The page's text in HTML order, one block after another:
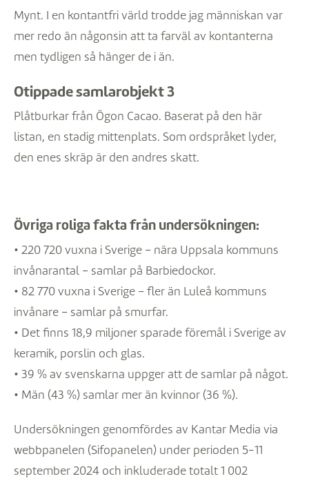
Mynt. I en kontantfri värld trodde jag människan var
mer redo än någonsin att ta farväl av kontanterna
men tydligen så hänger de i än.
Otippade samlarobjekt 3
Plåtburkar från Ögon Cacao. Baserat på den här
listan, en stadig mittenplats. Som ordspråket lyder,
den enes skräp är den andres skatt.
Övriga roliga fakta från undersökningen:
• 220 720 vuxna i Sverige – nära Uppsala kommuns
invånarantal – samlar på Barbiedockor.
• 82 770 vuxna i Sverige – fler än Luleå kommuns
invånare – samlar på smurfar.
• Det finns 18,9 miljoner sparade föremål i Sverige av
keramik, porslin och glas.
• 39 % av svenskarna uppger att de samlar på något.
• Män (43 %) samlar mer än kvinnor (36 %).
Undersökningen genomfördes av Kantar Media via
webbpanelen (Sifopanelen) under perioden 5-11
september 2024 och inkluderade totalt 1 002